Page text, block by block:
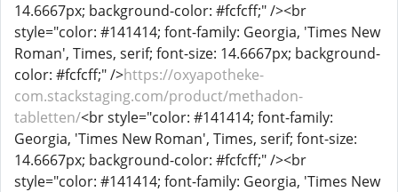
14.6667px; background-color: #fcfcff;" /><br
style="color: #141414; font-family: Georgia, 'Times New
Roman', Times, serif; font-size: 14.6667px; background-
color: #fcfcff;" />https://oxyapotheke-
com.stackstaging.com/product/methadon-
tabletten/<br style="color: #141414; font-family:
Georgia, 'Times New Roman', Times, serif; font-size:
14.6667px; background-color: #fcfcff;" /><br
style="color: #141414; font-family: Georgia, 'Times New